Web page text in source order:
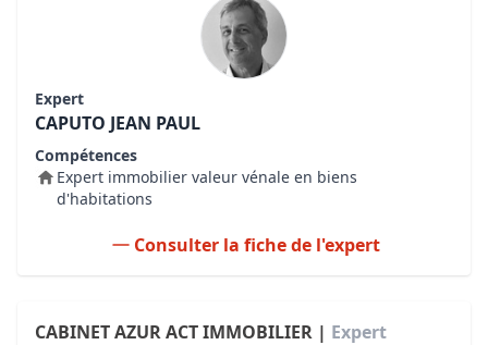
Expert
CAPUTO JEAN PAUL
Compétences
Expert immobilier valeur vénale en biens
d'habitations
Consulter la fiche de l'expert
CABINET AZUR ACT IMMOBILIER | Expert